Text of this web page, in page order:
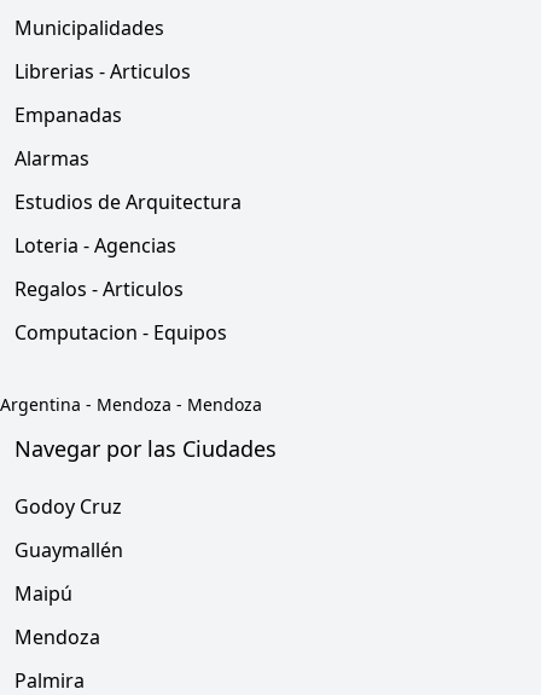
Municipalidades
Librerias - Articulos
Empanadas
Alarmas
Estudios de Arquitectura
Loteria - Agencias
Regalos - Articulos
Computacion - Equipos
Argentina - Mendoza - Mendoza
Navegar por las Ciudades
Godoy Cruz
Guaymallén
Maipú
Mendoza
Palmira